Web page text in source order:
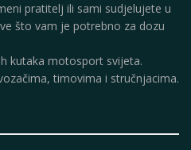
pratitelj ili sami sudjelujete u
što vam je potrebno za dozu
kutaka motosport svijeta.
timovima i stručnjacima.